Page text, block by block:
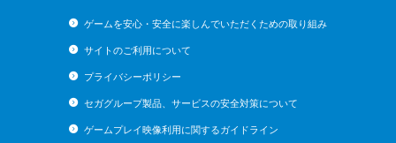
ゲームを安心・安全に楽しんでいただくための取り組み
サイトのご利用について
プライバシーポリシー
セガグループ製品、サービスの安全対策について
ゲームプレイ映像利用に関するガイドライン